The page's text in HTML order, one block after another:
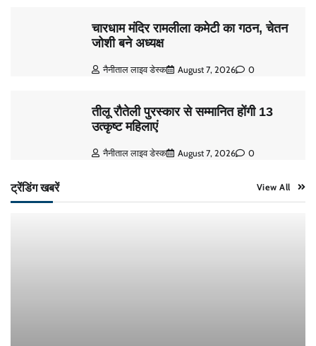
चारधाम मंदिर रामलीला कमेटी का गठन, चेतन
जोशी बने अध्यक्ष
नैनीताल लाइव डेस्क August 7, 2026 0
तीलू रौतेली पुरस्कार से सम्मानित होंगी 13
उत्कृष्ट महिलाएं
नैनीताल लाइव डेस्क August 7, 2026 0
ट्रेंडिंग खबरें View All